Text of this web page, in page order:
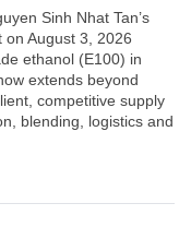
Sinh Nhat Tan’s
on August 3, 2026
ethanol (E100) in
extends beyond
competitive supply
blending, logistics and